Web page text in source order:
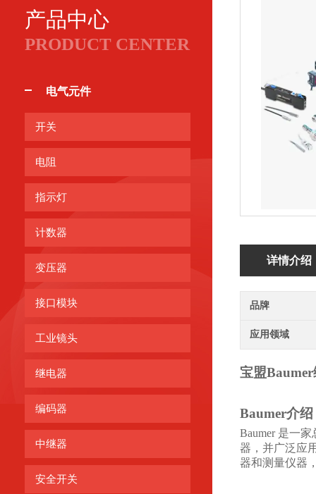
产品中心
PRODUCT CENTER
电气元件
开关
电阻
指示灯
计数器
变压器
接口模块
工业镜头
继电器
编码器
中继器
安全开关
详情介绍
品牌
应用领域
宝盟
Baumer介绍
Baumer 是一
器，并广泛应
器和测量仪器